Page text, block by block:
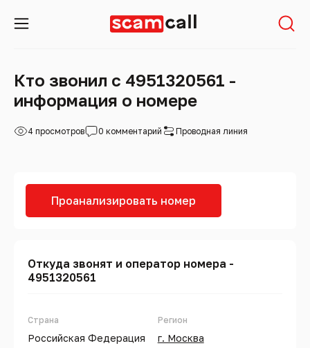
Кто звонил с 4951320561 -
информация о номере
4 просмотров 0 комментарий Проводная линия
Проанализировать номер
Откуда звонят и оператор номера -
4951320561
Страна
Российская Федерация
Регион
г. Москва